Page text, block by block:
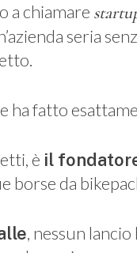
a chiamare
seria
ha fatto
è il
borse da
, nessun